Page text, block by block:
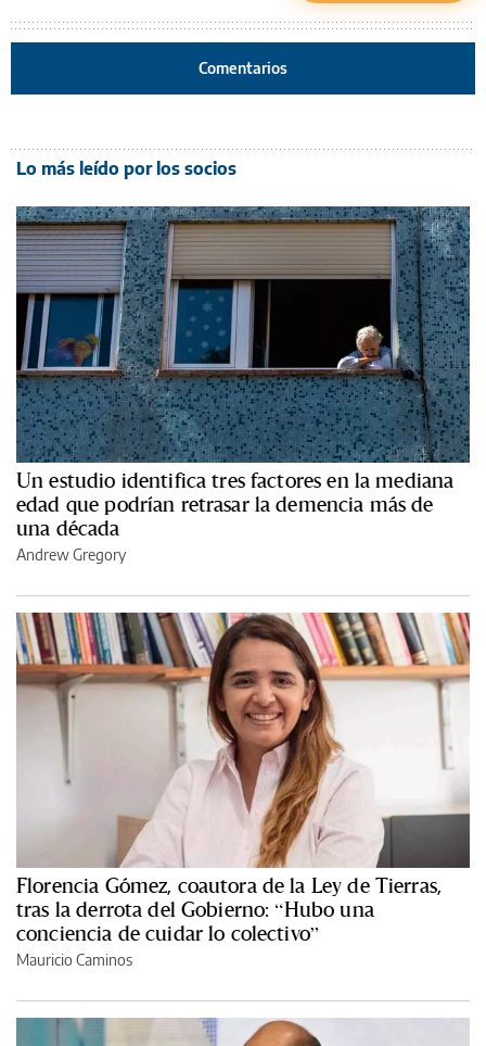
Comentarios
Lo más leído por los socios
Un estudio identifica tres factores en la mediana
edad que podrían retrasar la demencia más de
una década
Andrew Gregory
Florencia Gómez, coautora de la Ley de Tierras,
tras la derrota del Gobierno: “Hubo una
conciencia de cuidar lo colectivo”
Mauricio Caminos